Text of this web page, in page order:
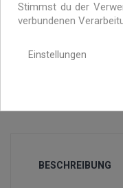
Handgemacht mit
Exklusive
BESCHREIBUNG
Stimmst du der
verbundenen
Einstellungen